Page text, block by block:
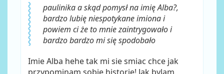
paulinika a skąd pomysł na imię Alba?,
bardzo lubię niespotykane imiona i
powiem ci że to mnie zaintrygowało i
bardzo bardzo mi się spodobało
Imie Alba hehe tak mi sie smiac chce jak